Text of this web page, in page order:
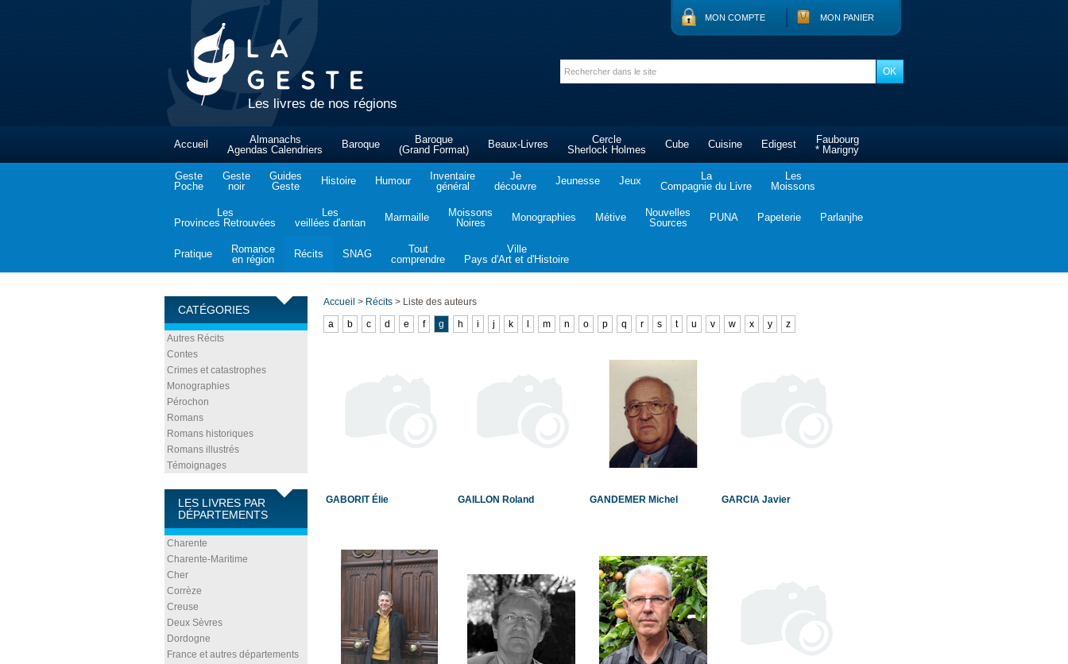
Les livres de nos régions
MON COMPTE MON PANIER
Accueil
Almanachs
Agendas Calendriers
Baroque
Baroque
(Grand Format)
Beaux-Livres
Cercle
Sherlock Holmes
Cube Cuisine Edigest
Faubourg
* Marigny
Geste
Poche
Geste
noir
Guides
Geste
Histoire Humour
Inventaire
général
Je
découvre
Jeunesse Jeux
La
Compagnie du Livre
Les
Moissons
Les
Provinces Retrouvées
Les
veillées d'antan
Marmaille
Moissons
Noires
Monographies Métive
Nouvelles
Sources
PUNA Papeterie Parlanjhe
Pratique
Romance
en région
Récits SNAG
Tout
comprendre
Ville
Pays d'Art et d'Histoire
CATÉGORIES
Autres Récits
Contes
Crimes et catastrophes
Monographies
Pérochon
Romans
Romans historiques
Romans illustrés
Témoignages
LES LIVRES PAR
DÉPARTEMENTS
Charente
Charente-Maritime
Cher
Corrèze
Creuse
Deux Sèvres
Dordogne
France et autres départements
Accueil > Récits > Liste des auteurs
a
b c d e f g h i j k m n o p q r s t u v w x y z
GABORIT Élie GAILLON Roland GANDEMER Michel GARCIA Javier